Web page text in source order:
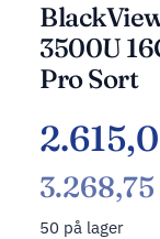
3500U
Pro Sort
3.268,75
50 på lager